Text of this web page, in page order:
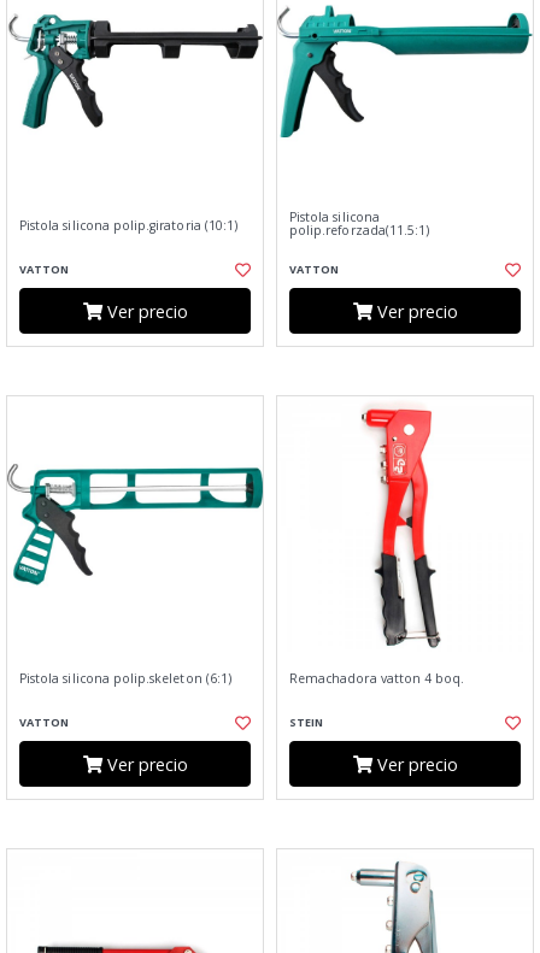
Pistola silicona polip.giratoria (10:1)
VATTON
Ver precio
Pistola silicona
polip.reforzada(11.5:1)
VATTON
Ver precio
Pistola silicona polip.skeleton (6:1)
VATTON
Ver precio
Remachadora vatton 4 boq.
STEIN
Ver precio